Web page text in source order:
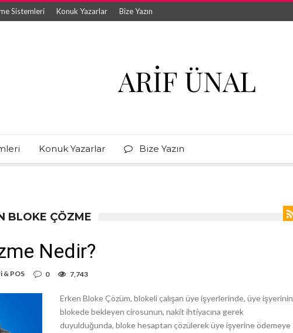
Sistemleri Konuk Yazarlar Bize Yazın
ARIF ÜNAL
Konuk Yazarlar Bize Yazın
BLOKE ÇÖZME
Nedir?
& POS 0 7,743
Erken Bloke Çözüm, blokeli çalışan üye işyerlerinde, üye işyerinin
blokede bekleyen cirosunun, nakit ihtiyacına gerek
duyulduğunda, bloke hesaptan çözülerek üye işyerine ödemeye